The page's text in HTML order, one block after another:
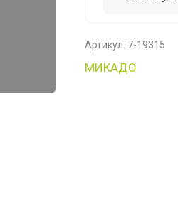
Артикул: 7-19315
МИКАДО